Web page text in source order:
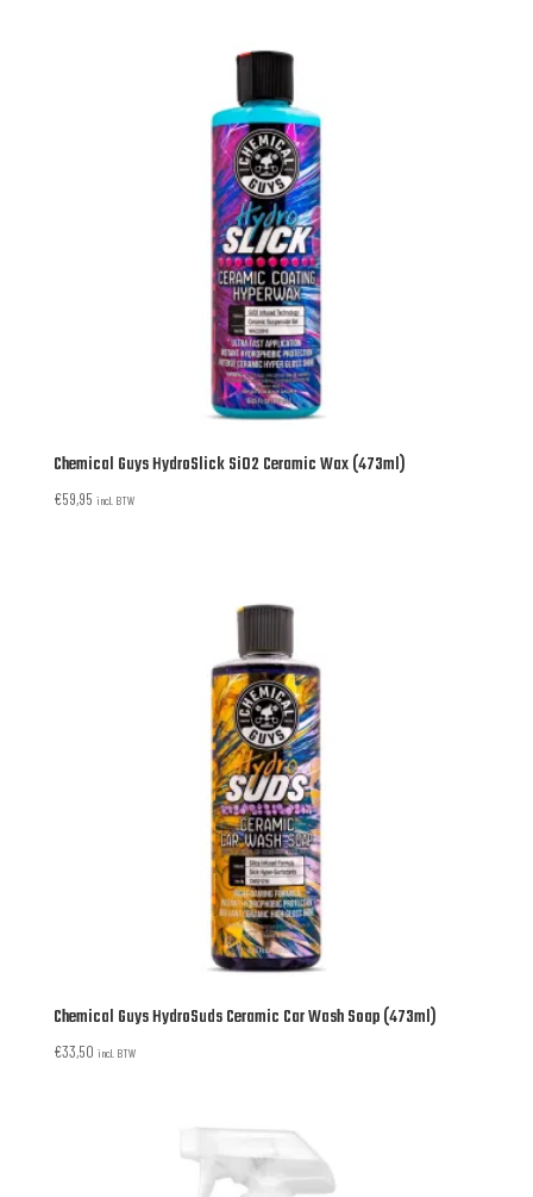
Chemical Guys HydroSlick SiO2 Ceramic Wax (473ml)
€59,95 incl. BTW
Chemical Guys HydroSuds Ceramic Car Wash Soap (473ml)
€33,50 incl. BTW